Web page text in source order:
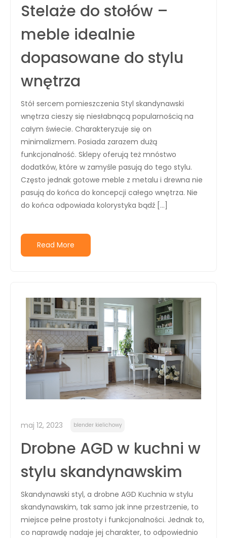
Stelaże do stołów –
meble idealnie
dopasowane do stylu
wnętrza
Stół sercem pomieszczenia Styl skandynawski
wnętrza cieszy się niesłabnącą popularnością na
całym świecie. Charakteryzuje się on
minimalizmem. Posiada zarazem dużą
funkcjonalność. Sklepy oferują też mnóstwo
dodatków, które w zamyśle pasują do tego stylu.
Często jednak gotowe meble z metalu i drewna nie
pasują do końca do koncepcji całego wnętrza. Nie
do końca odpowiada kolorystyka bądź […]
Read More
maj 12, 2023 blender kielichowy
Drobne AGD w kuchni w
stylu skandynawskim
Skandynawski styl, a drobne AGD Kuchnia w stylu
skandynawskim, tak samo jak inne przestrzenie, to
miejsce pełne prostoty i funkcjonalności. Jednak to,
co naprawdę nadaje jej charakter, to odpowiednio